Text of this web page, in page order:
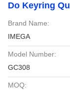
Do Keyring
Brand Name:
IMEGA
Model Number:
GC308
MOQ: